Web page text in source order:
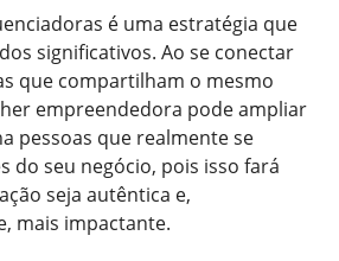
é uma estratégia que
significativos. Ao se conectar
que compartilham o mesmo
empreendedora pode ampliar
pessoas que realmente se
do seu negócio, pois isso fará
seja autêntica e,
mais impactante.